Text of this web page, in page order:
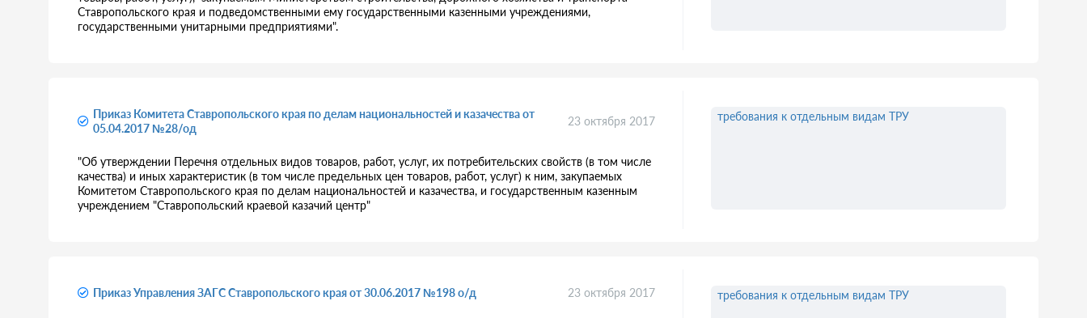
Ставропольского края и подведомственными ему государственными казенными учреждениями,
государственными унитарными предприятиями".
Приказ Комитета Ставропольского края по делам национальностей и казачества от
05.04.2017 №28/од
23 октября 2017
"Об утверждении Перечня отдельных видов товаров, работ, услуг, их потребительских свойств (в том числе
качества) и иных характеристик (в том числе предельных цен товаров, работ, услуг) к ним, закупаемых
Комитетом Ставропольского края по делам национальностей и казачества, и государственным казенным
учреждением "Ставропольский краевой казачий центр"
требования к отдельным видам ТРУ
Приказ Управления ЗАГС Ставропольского края от 30.06.2017 №198 о/д 23 октября 2017 требования к отдельным видам ТРУ